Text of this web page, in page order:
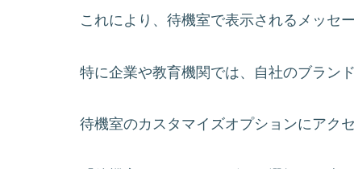
これにより、待機室で表示されるメッセ
特に企業や教育機関では、自社のブラン
待機室のカスタマイズオプションにアク